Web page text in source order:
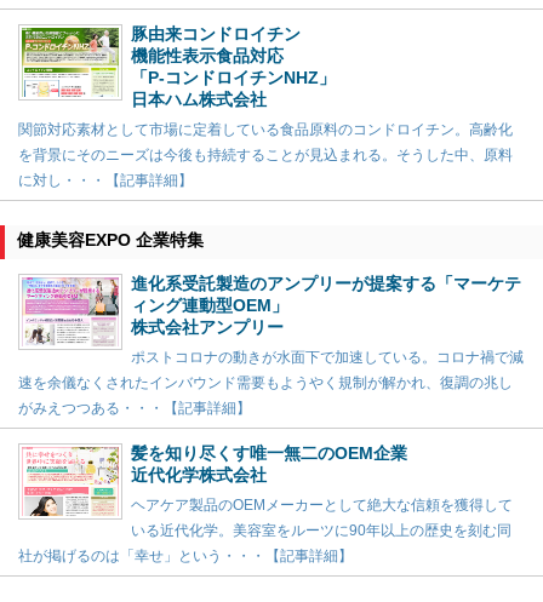
豚由来コンドロイチン
機能性表示食品対応
「P-コンドロイチンNHZ」
日本ハム株式会社
関節対応素材として市場に定着している食品原料のコンドロイチン。高齢化
を背景にそのニーズは今後も持続することが見込まれる。そうした中、原料
に対し・・・【記事詳細】
健康美容EXPO 企業特集
進化系受託製造のアンプリーが提案する「マーケテ
ィング連動型OEM」
株式会社アンプリー
ポストコロナの動きが水面下で加速している。コロナ禍で減
速を余儀なくされたインバウンド需要もようやく規制が解かれ、復調の兆し
がみえつつある・・・【記事詳細】
髪を知り尽くす唯一無二のOEM企業
近代化学株式会社
ヘアケア製品のOEMメーカーとして絶大な信頼を獲得して
いる近代化学。美容室をルーツに90年以上の歴史を刻む同
社が掲げるのは「幸せ」という・・・【記事詳細】